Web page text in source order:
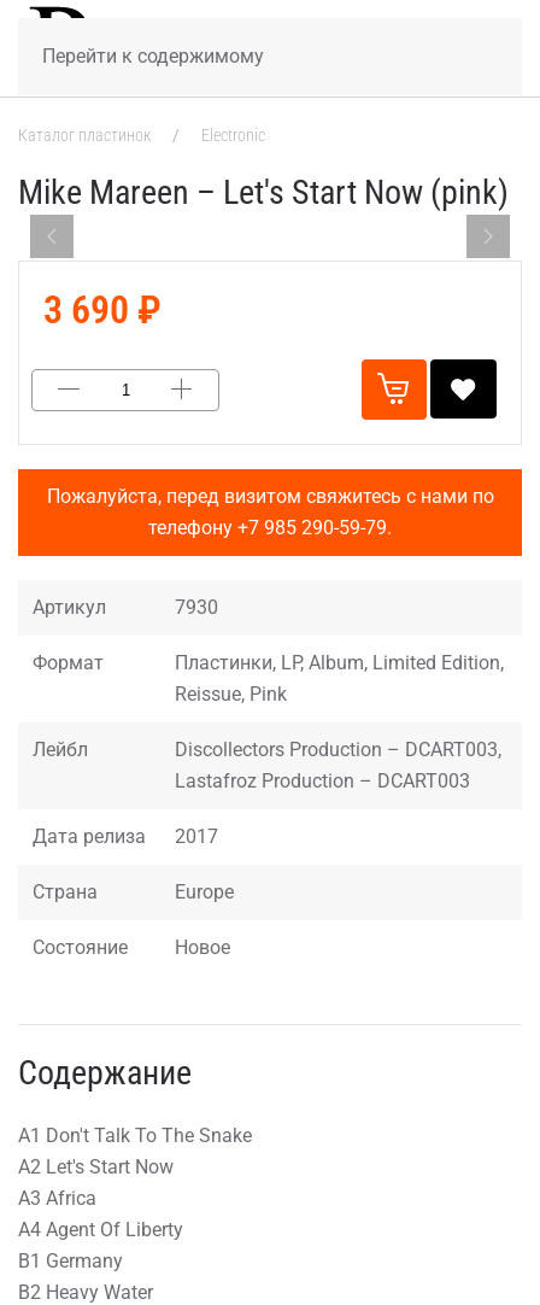
Перейти к содержимому
Каталог пластинок Electronic
Mike Mareen – Let's Start Now (pink)
3 690 ₽
Пожалуйста, перед визитом свяжитесь с нами по
телефону +7 985 290-59-79.
Артикул 7930
Формат
Пластинки, LP, Album, Limited Edition,
Reissue, Pink
Лейбл
Discollectors Production – DCART003,
Lastafroz Production – DCART003
Дата релиза 2017
Страна Europe
Состояние Новое
Содержание
A1 Don't Talk To The Snake
A2 Let's Start Now
A3 Africa
A4 Agent Of Liberty
B1 Germany
B2 Heavy Water